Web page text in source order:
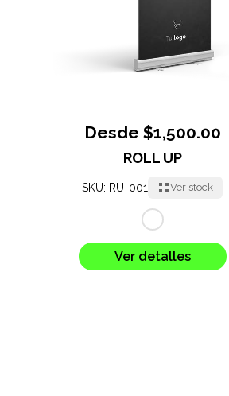
Desde $1,500.00
ROLL UP
SKU: RU-001 Ver stock
Ver detalles